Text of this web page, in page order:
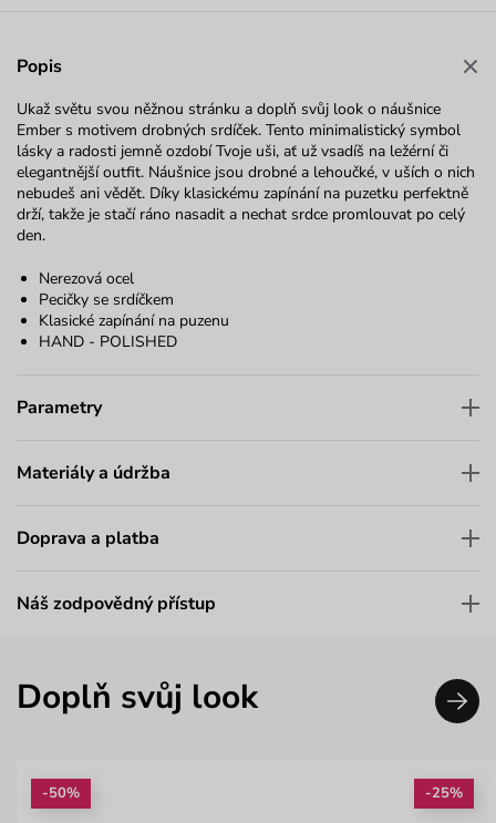
Popis
Ukaž světu svou něžnou stránku a doplň svůj look o náušnice
Ember s motivem drobných srdíček. Tento minimalistický symbol
lásky a radosti jemně ozdobí Tvoje uši, ať už vsadíš na ležérní či
elegantnější outfit. Náušnice jsou drobné a lehoučké, v uších o nich
nebudeš ani vědět. Díky klasickému zapínání na puzetku perfektně
drží, takže je stačí ráno nasadit a nechat srdce promlouvat po celý
den.
Nerezová ocel
Pecičky se srdíčkem
Klasické zapínání na puzenu
HAND - POLISHED
Parametry
Materiály a údržba
Doprava a platba
Náš zodpovědný přístup
Doplň svůj look
-50% -25%